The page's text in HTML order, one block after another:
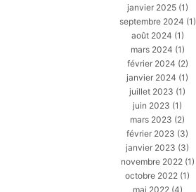
janvier 2025(1)
septembre 2024 (1)
août 2024 (1)
mars 2024 (1)
février 2024 (2)
janvier 2024 (1)
juillet 2023 (1)
juin 2023 (1)
mars 2023 (2)
février 2023 (3)
janvier 2023 (3)
novembre 2022(1)
octobre 2022 (1)
mai 2022(4)